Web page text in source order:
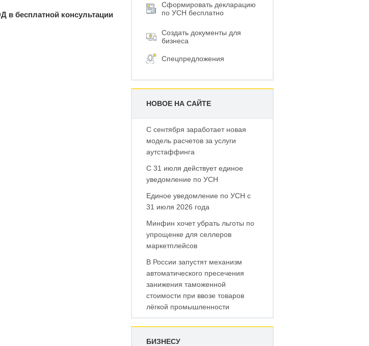
в бесплатной консультации
Сформировать декларацию
по УСН бесплатно
Создать документы для
бизнеса
Спецпредложения
НОВОЕ НА САЙТЕ
С сентября заработает новая
модель расчетов за услуги
аутстаффинга
С 31 июля действует единое
уведомление по УСН
Единое уведомление по УСН с
31 июля 2026 года
Минфин хочет убрать льготы по
упрощенке для селлеров
маркетплейсов
В России запустят механизм
автоматического пресечения
занижения таможенной
стоимости при ввозе товаров
лёгкой промышленности
БИЗНЕСУ